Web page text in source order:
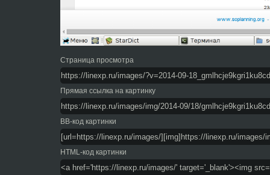
Страница просмотра
Прямая ссылка на картинку
BB-код картинки
HTML-код картинки